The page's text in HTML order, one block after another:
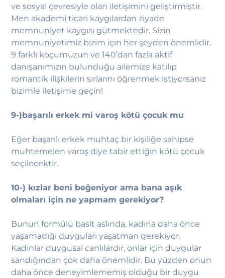
ve sosyal çevresiyle olan iletişimini geliştirmiştir.
Men akademi ticari kaygılardan ziyade
memnuniyet kaygısı gütmektedir. Sizin
memnuniyetimiz bizim için her şeyden önemlidir.
9 farklı koçumuzun ve 140’dan fazla aktif
danışanımızın bulunduğu ailemize katılıp
romantik ilişkilerin sırlarını öğrenmek istiyorsanız
bizimle iletişime geçin!
9-)başarılı erkek mi varoş kötü çocuk mu
Eğer başarılı erkek muhtaç bir kişiliğe sahipse
muhtemelen varoş diye tabir ettiğin kötü çocuk
seçilecektir.
10-) kızlar beni beğeniyor ama bana aşık
olmaları için ne yapmam gerekiyor?
Bunun formülü basit aslında, kadına daha önce
yaşamadığı duyguları yaşatman gerekiyor.
Kadınlar duygusal canlılardır, onlar için duygular
sandığından çok daha önemlidir. Bu yüzden onun
daha önce deneyimlememiş olduğu bir duygu